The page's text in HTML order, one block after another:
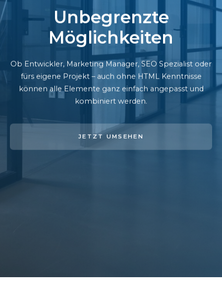
Unbegrenzte
Möglichkeiten
Ob Entwickler, Marketing Manager, SEO Spezialist oder
fürs eigene Projekt – auch ohne HTML Kenntnisse
können alle Elemente ganz einfach angepasst und
kombiniert werden.
JETZT UMSEHEN